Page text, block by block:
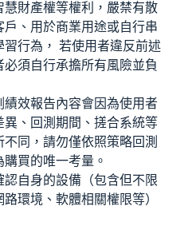
慧財產權等權利，嚴禁有散
戶、用於商業用途或自行串
習行為， 若使用者違反前述
須自行承擔所有風險並負
績效報告內容會因為使用者
異、回測期間、搓合系統等
同，請勿僅依照策略回測
買的唯一考量。
認自身的設備（包含但不限
環境、軟體相關權限等）